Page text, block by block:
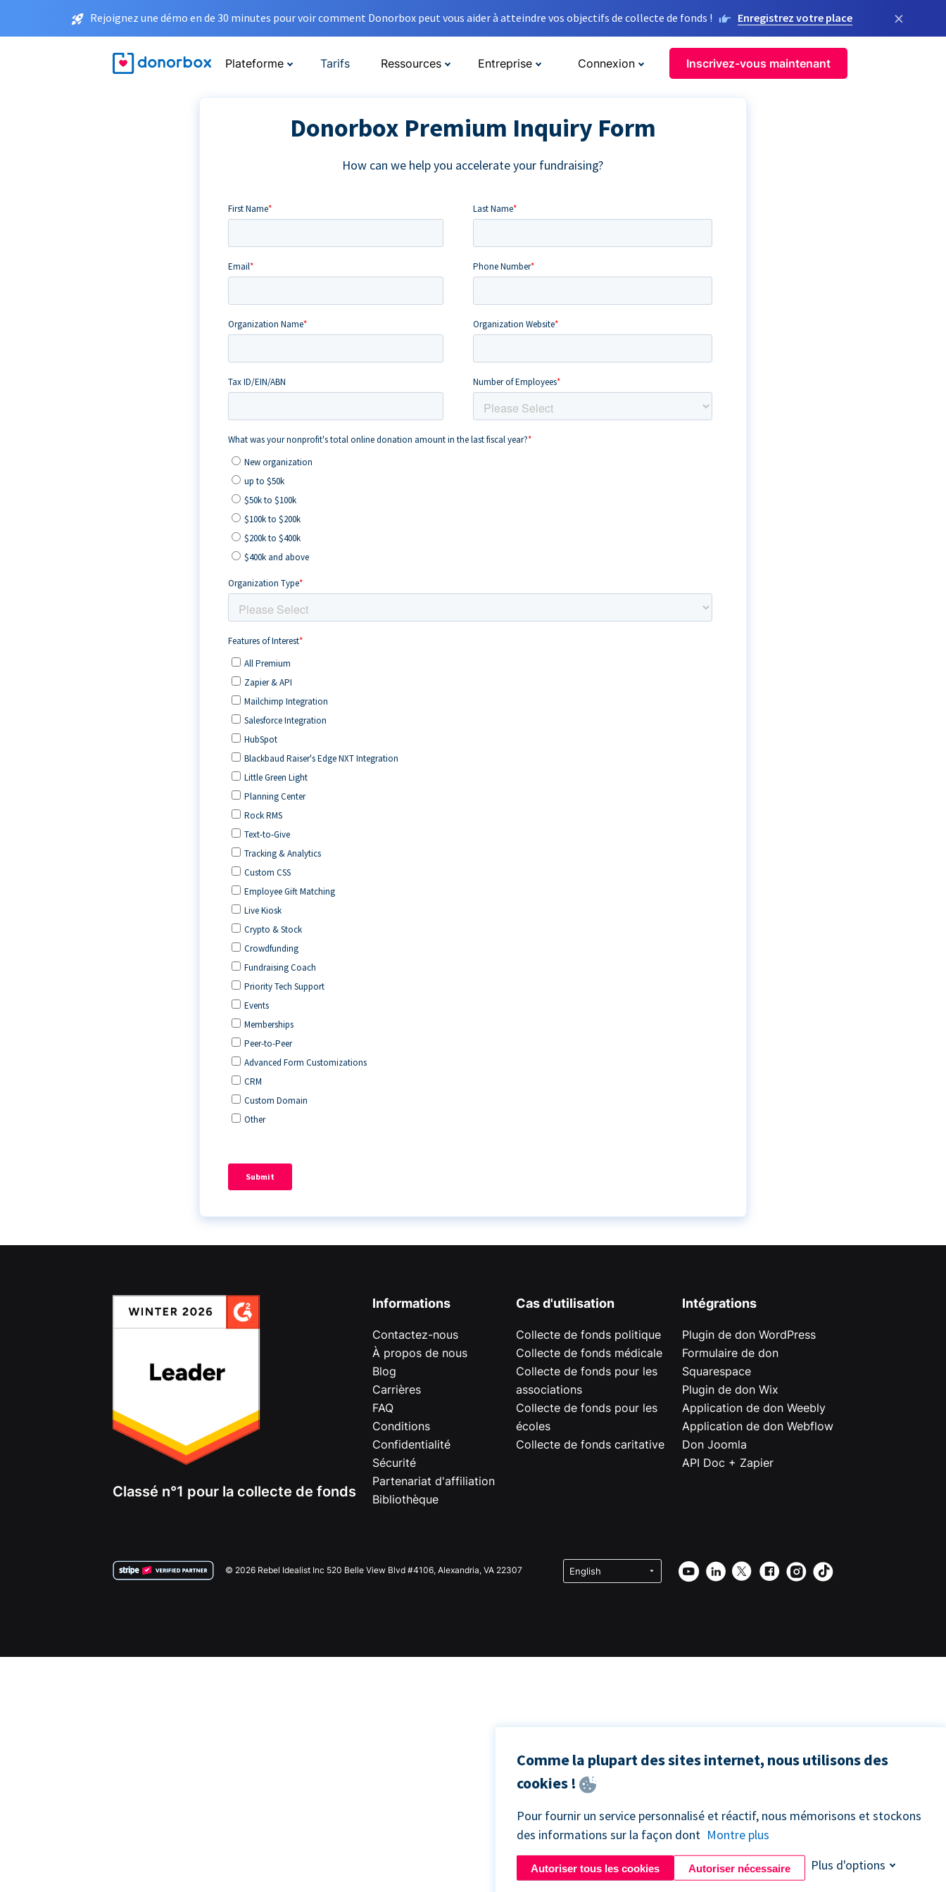
Rejoignez une démo en de 30 minutes pour voir comment Donorbox peut vous aider à atteindre vos objectifs de collecte de fonds ! Enregistrez votre place ×
Plateforme Tarifs Ressources Entreprise Connexion Inscrivez-vous maintenant
Donorbox Premium Inquiry Form
How can we help you accelerate your fundraising?
Classé n°1 pour la collecte de fonds
Informations
Contactez-nous
À propos de nous
Blog
Carrières
FAQ
Conditions
Confidentialité
Sécurité
Partenariat d'affiliation
Bibliothèque
Cas d'utilisation
Collecte de fonds politique
Collecte de fonds médicale
Collecte de fonds pour les
associations
Collecte de fonds pour les
écoles
Collecte de fonds caritative
Intégrations
Plugin de don WordPress
Formulaire de don
Squarespace
Plugin de don Wix
Application de don Weebly
Application de don Webflow
Don Joomla
API Doc + Zapier
© 2026 Rebel Idealist Inc 520 Belle View Blvd #4106, Alexandria, VA 22307
Comme la plupart des sites internet, nous utilisons des
cookies !
Pour fournir un service personnalisé et réactif, nous mémorisons et stockons
des informations sur la façon dont Montre plus
Autoriser tous les cookies Autoriser nécessaire Plus d'options